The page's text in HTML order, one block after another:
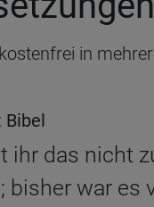
in
Bibel
ihr das nicht
war es